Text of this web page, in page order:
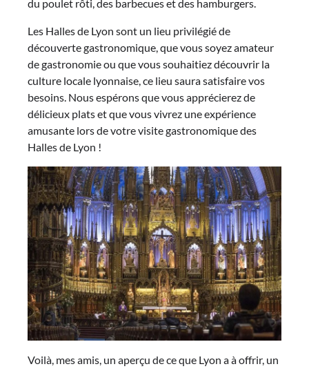
du poulet rôti, des barbecues et des hamburgers.
Les Halles de Lyon sont un lieu privilégié de
découverte gastronomique, que vous soyez amateur
de gastronomie ou que vous souhaitiez découvrir la
culture locale lyonnaise, ce lieu saura satisfaire vos
besoins. Nous espérons que vous apprécierez de
délicieux plats et que vous vivrez une expérience
amusante lors de votre visite gastronomique des
Halles de Lyon !
Voilà, mes amis, un aperçu de ce que Lyon a à offrir, un